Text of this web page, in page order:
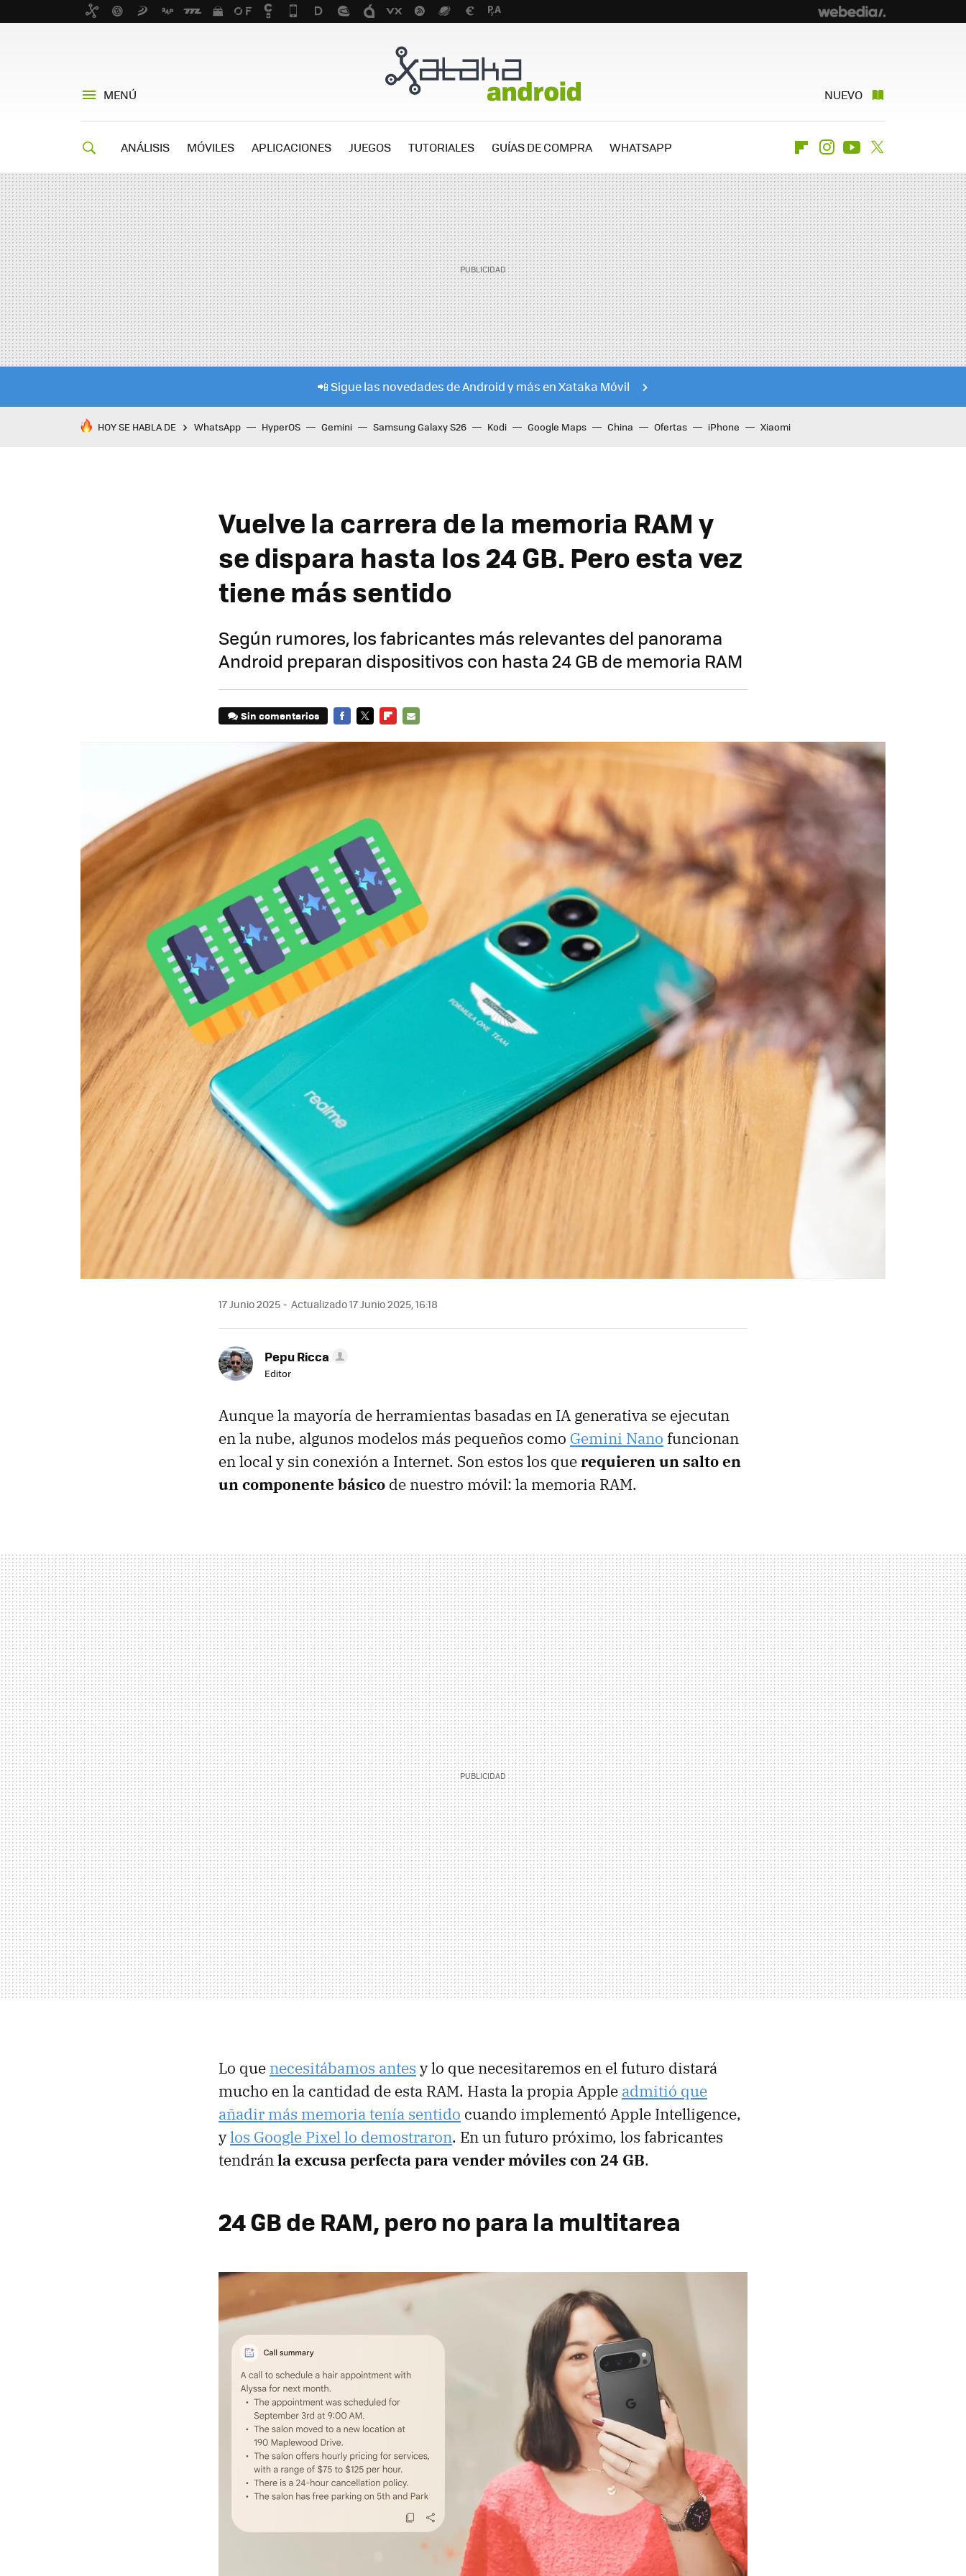
MENÚ NUEVO
ANÁLISIS MÓVILES APLICACIONES JUEGOS TUTORIALES GUÍAS DE COMPRA WHATSAPP FlipboardInstagramYoutube
📲 Sigue las novedades de Android y más en Xataka Móvil
HOY SE HABLA DE WhatsApp HyperOS Gemini Samsung Galaxy S26 Kodi Google Maps China Ofertas iPhone Xiaomi
Vuelve la carrera de la memoria RAM y
se dispara hasta los 24 GB. Pero esta vez
tiene más sentido
Según rumores, los fabricantes más relevantes del panorama
Android preparan dispositivos con hasta 24 GB de memoria RAM
Sin comentarios
17 Junio 2025 Actualizado 17 Junio 2025, 16:18
Pepu Ricca
Editor
Aunque la mayoría de herramientas basadas en IA generativa se ejecutan
en la nube, algunos modelos más pequeños como Gemini Nano funcionan
en local y sin conexión a Internet. Son estos los querequieren un salto en
un componente básico de nuestro móvil: la memoria RAM.
Lo que necesitábamos antes y lo que necesitaremos en el futuro distará
mucho en la cantidad de esta RAM. Hasta la propia Apple admitió que
añadir más memoria tenía sentido cuando implementó Apple Intelligence,
ylos Google Pixel lo demostraron. En un futuro próximo, los fabricantes
tendránla excusa perfecta para vender móviles con 24 GB.
24 GB de RAM, pero no para la multitarea